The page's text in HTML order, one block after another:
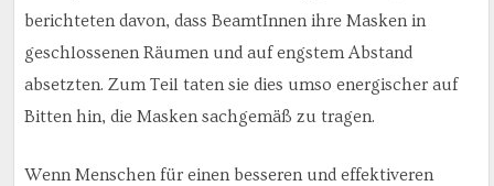
berichteten davon, dass BeamtInnen ihre Masken in
geschlossenen Räumen und auf engstem Abstand
absetzten. Zum Teil taten sie dies umso energischer auf
Bitten hin, die Masken sachgemäß zu tragen.
Wenn Menschen für einen besseren und effektiveren